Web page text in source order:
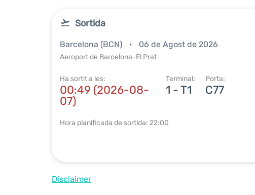
Sortida
Barcelona (BCN) 06 de Agost de 2026
Aeroport de Barcelona-El Prat
Ha sortit a les:
00:49 (2026-08-
07)
Terminal:
1 - T1
Porta:
C77
Hora planificada de sortida: 22:00
Disclaimer